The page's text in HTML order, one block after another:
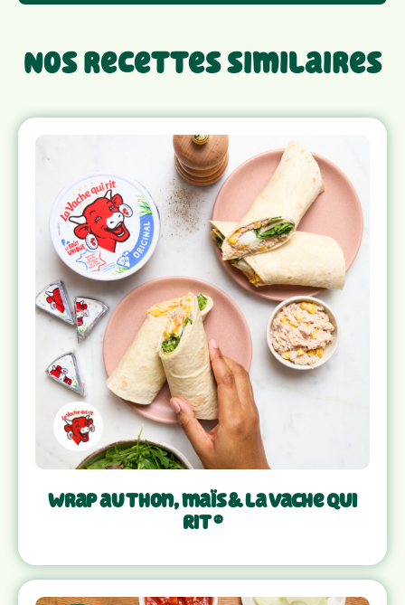
Nos recettes similaires
Wrap au thon, maïs & La Vache Qui
Rit ®